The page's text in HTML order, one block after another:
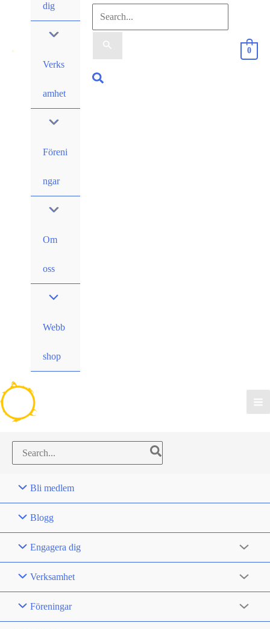
dig
Verks
amhet
Föreni
ngar
Om
oss
Webb
shop
Sök
efter:
Sök
0
Search
for:
Bli medlem
Blogg
Engagera dig
Verksamhet
Föreningar